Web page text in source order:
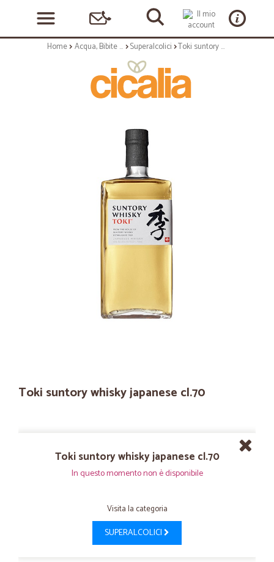
Home Acqua, Bibite e Alcolici Superalcolici Toki suntory whisky japanese cl.70
Toki suntory whisky japanese cl.70
Toki suntory whisky japanese cl.70
In questo momento non è disponibile
Visita la categoria
SUPERALCOLICI